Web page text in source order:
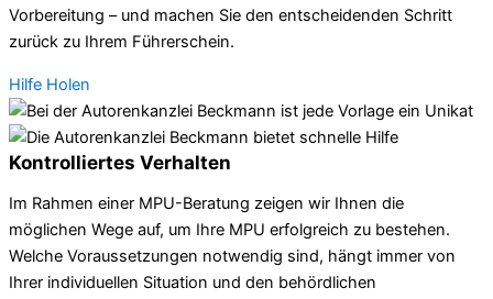
Vorbereitung – und machen Sie den entscheidenden Schritt
zurück zu Ihrem Führerschein.
Hilfe Holen
Kontrolliertes Verhalten
Im Rahmen einer MPU-Beratung zeigen wir Ihnen die
möglichen Wege auf, um Ihre MPU erfolgreich zu bestehen.
Welche Voraussetzungen notwendig sind, hängt immer von
Ihrer individuellen Situation und den behördlichen